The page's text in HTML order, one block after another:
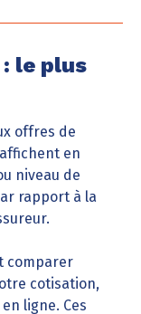
le plus
offres de
en
niveau de
rapport à la
comparer
cotisation,
en ligne. Ces